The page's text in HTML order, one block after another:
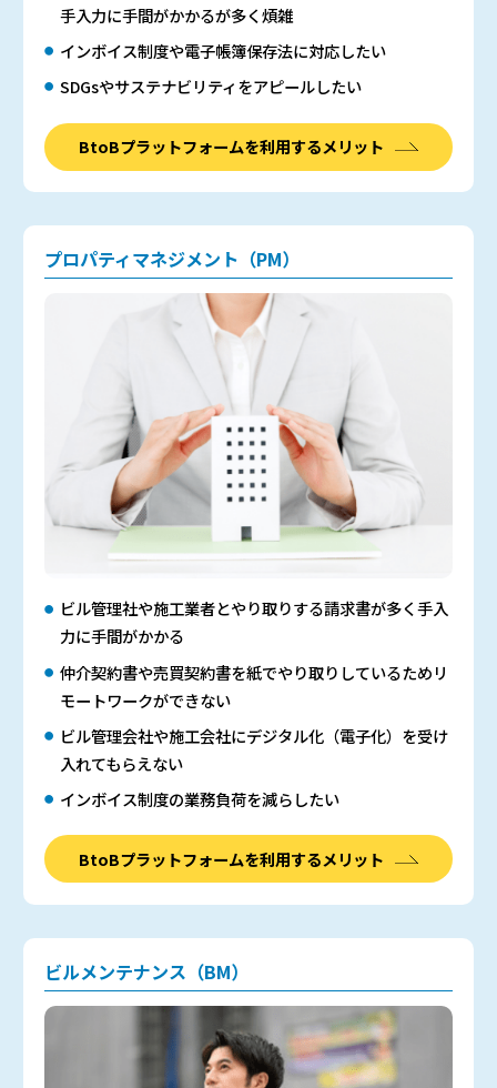
手入力に手間がかかるが多く煩雑
インボイス制度や電子帳簿保存法に対応したい
SDGsやサステナビリティをアピールしたい
BtoBプラットフォームを利用するメリット
プロパティマネジメント（PM）
ビル管理社や施工業者とやり取りする請求書が多く手入
力に手間がかかる
仲介契約書や売買契約書を紙でやり取りしているためリ
モートワークができない
ビル管理会社や施工会社にデジタル化（電子化）を受け
入れてもらえない
インボイス制度の業務負荷を減らしたい
BtoBプラットフォームを利用するメリット
ビルメンテナンス（BM）